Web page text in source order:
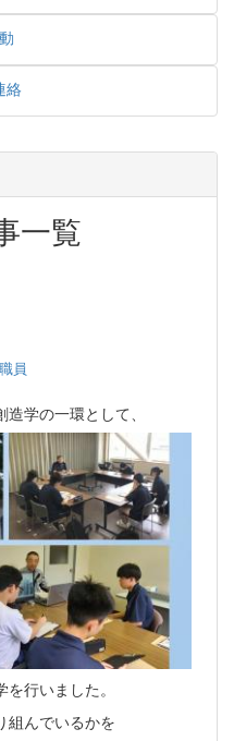
絡
一覧
員
学の一環として、
行いました。
組んでいるかを